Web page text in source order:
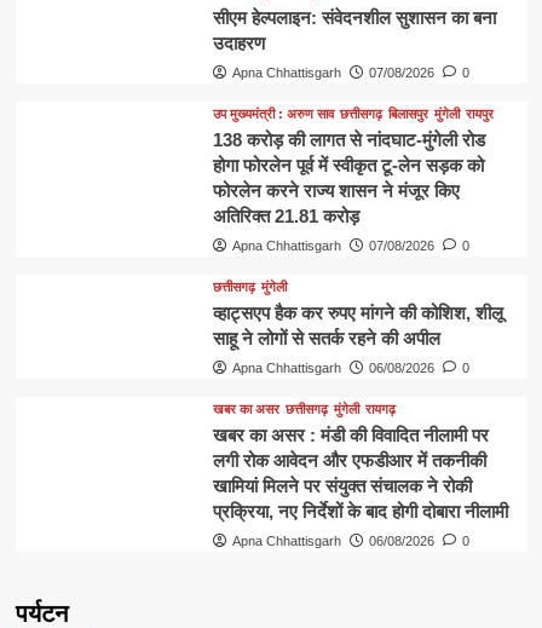
सीएम हेल्पलाइन: संवेदनशील सुशासन का बना
उदाहरण
Apna Chhattisgarh 07/08/2026 0
उप मुख्यमंत्री : अरुण साव छत्तीसगढ़ बिलासपुर मुंगेली रायपुर
138 करोड़ की लागत से नांदघाट-मुंगेली रोड
होगा फोरलेन पूर्व में स्वीकृत टू-लेन सड़क को
फोरलेन करने राज्य शासन ने मंजूर किए
अतिरिक्त 21.81 करोड़
Apna Chhattisgarh 07/08/2026 0
छत्तीसगढ़ मुंगेली
व्हाट्सएप हैक कर रुपए मांगने की कोशिश, शीलू
साहू ने लोगों से सतर्क रहने की अपील
Apna Chhattisgarh 06/08/2026 0
खबर का असर छत्तीसगढ़ मुंगेली रायगढ़
खबर का असर : मंडी की विवादित नीलामी पर
लगी रोक आवेदन और एफडीआर में तकनीकी
खामियां मिलने पर संयुक्त संचालक ने रोकी
प्रक्रिया, नए निर्देशों के बाद होगी दोबारा नीलामी
Apna Chhattisgarh 06/08/2026 0
पर्यटन